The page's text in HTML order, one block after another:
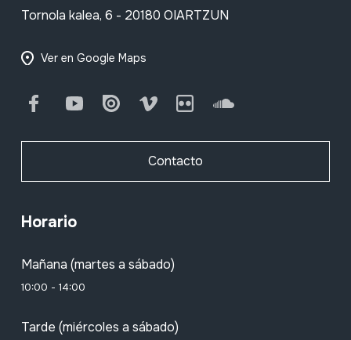
Tornola kalea, 6 - 20180 OIARTZUN
Ver en Google Maps
FacebookYoutube Issuu Vimeo Flickr SoundCloud
Contacto
Horario
Mañana (martes a sábado)
10:00 - 14:00
Tarde (miércoles a sábado)